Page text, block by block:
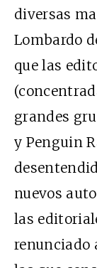
diversas
Lombardo
que las
grandes
y Penguin
nuevos
las
renunciado